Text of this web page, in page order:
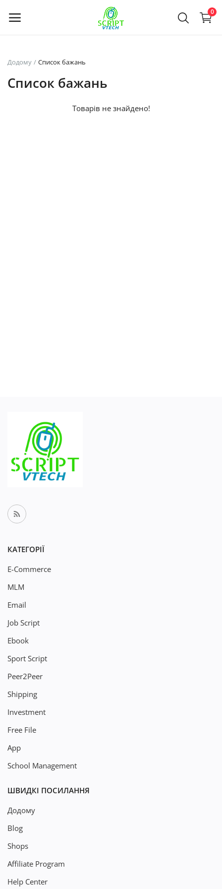
Powered by 0
Продайте
Додому Список бажань
Список бажань
Товарів не знайдено!
КАТЕГОРІЇ
E-Commerce
MLM
Email
Job Script
Ebook
Sport Script
Peer2Peer
Shipping
Investment
Free File
App
School Management
ШВИДКІ ПОСИЛАННЯ
Додому
Blog
Shops
Affiliate Program
Help Center